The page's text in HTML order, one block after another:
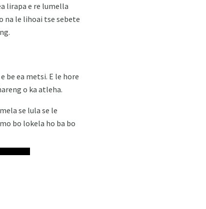
lirapa e re lumella
na le lihoai tse sebete
be ea metsi. E le hore
o ka atleha.
se lula se le
bo lokela ho ba bo